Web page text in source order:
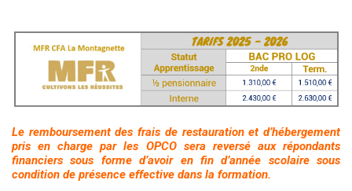
Le remboursement des frais de restauration et d’hébergement
pris en charge par les OPCO sera reversé aux répondants
financiers sous forme d’avoir en fin d’année scolaire sous
condition de présence effective dans la formation.